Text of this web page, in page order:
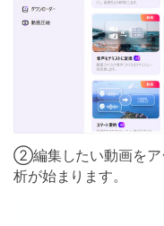
➁編集したい動画をア
析が始まります。